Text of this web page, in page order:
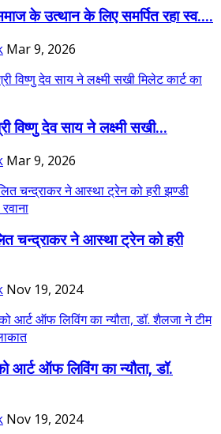
के उत्थान के लिए समर्पित रहा स्व....
Mar 9, 2026
विष्णु देव साय ने लक्ष्मी सखी...
Mar 9, 2026
चन्द्राकर ने आस्था ट्रेन को हरी
Nov 19, 2024
आर्ट ऑफ लिविंग का न्यौता, डॉ.
Nov 19, 2024